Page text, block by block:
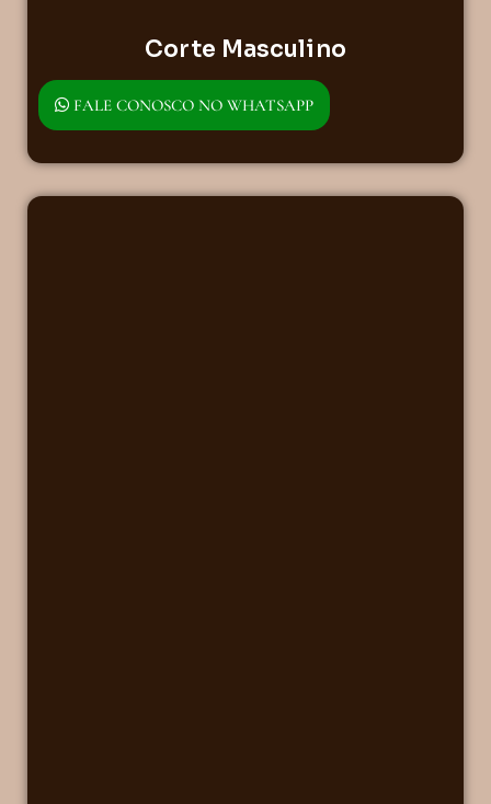
Corte Masculino
FALE CONOSCO NO WHATSAPP